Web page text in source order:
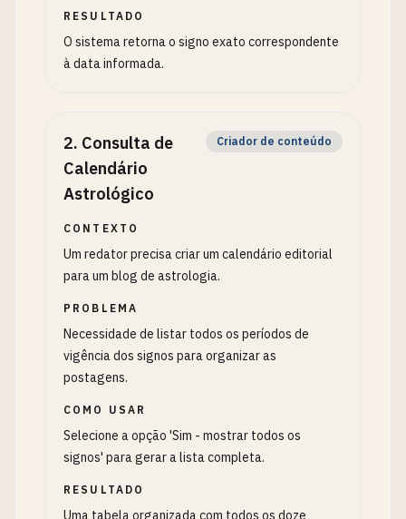
RESULTADO
O sistema retorna o signo exato correspondente
à data informada.
2. Consulta de
Calendário
Astrológico
Criador de conteúdo
CONTEXTO
Um redator precisa criar um calendário editorial
para um blog de astrologia.
PROBLEMA
Necessidade de listar todos os períodos de
vigência dos signos para organizar as
postagens.
COMO USAR
Selecione a opção 'Sim - mostrar todos os
signos' para gerar a lista completa.
RESULTADO
Uma tabela organizada com todos os doze